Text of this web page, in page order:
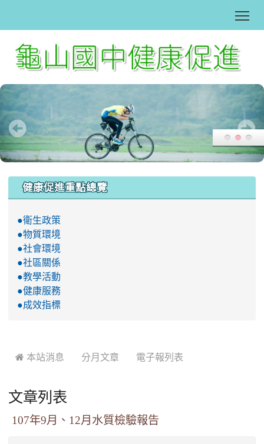
健康促進重點總覽
●衛生政策
●物質環境
●社會環境
●社區關係
●教學活動
●健康服務
●成效指標
 本站消息 分月文章 電子報列表
文章列表
107年9月、12月水質檢驗報告